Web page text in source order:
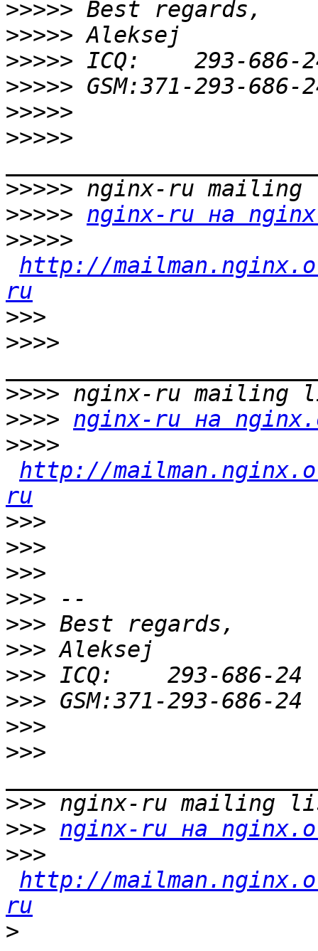
>>>>>
>>>>>
>>>>>
>>>>>
>>>>>
>>>>>
>>>>>
>>>>> nginx-ru на
>>>>>
http://
ru
>>>
>>>>
>>>>
>>>> nginx-ru на
>>>>
http://
ru
>>>
>>>
>>>
>>>
>>>
>>>
>>>
>>>
>>>
>>>
>>>
>>> nginx-ru на
>>>
http://
ru
>